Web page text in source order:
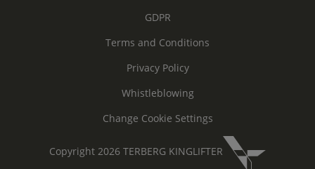
GDPR
Terms and Conditions
Privacy Policy
Whistleblowing
Change Cookie Settings
Copyright 2026 TERBERG KINGLIFTER